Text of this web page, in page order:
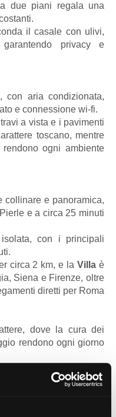
due piani regala una
il casale con ulivi,
privacy e
aria condizionata,
e connessione wi-fi.
a vista e i pavimenti
toscano, mentre
ogni ambiente
collinare e panoramica,
e a circa 25 minuti
con i principali
circa 2 km, e laVilla è
Siena e Firenze, oltre
diretti per Roma
dove la cura dei
rendono ogni giorno